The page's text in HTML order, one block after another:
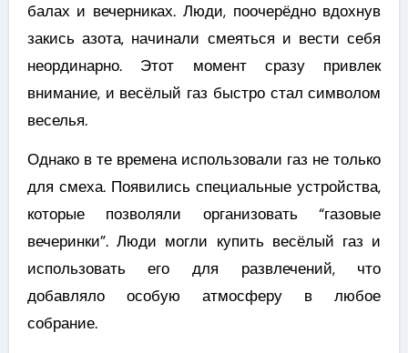
балах и вечерниках. Люди, поочерёдно вдохнув
закись азота, начинали смеяться и вести себя
неординарно. Этот момент сразу привлек
внимание, и весёлый газ быстро стал символом
веселья.
Однако в те времена использовали газ не только
для смеха. Появились специальные устройства,
которые позволяли организовать “газовые
вечеринки”. Люди могли купить весёлый газ и
использовать его для развлечений, что
добавляло особую атмосферу в любое
собрание.